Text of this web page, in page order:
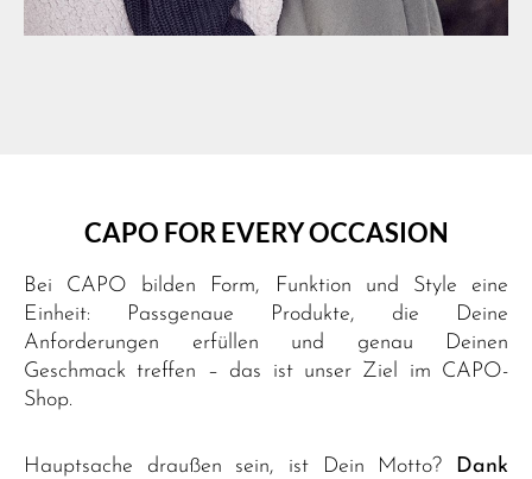
CAPO FOR EVERY OCCASION
Bei CAPO bilden Form, Funktion und Style eine
Einheit: Passgenaue Produkte, die Deine
Anforderungen erfüllen und genau Deinen
Geschmack treffen – das ist unser Ziel im CAPO-
Shop.
Hauptsache draußen sein, ist Dein Motto? Dank